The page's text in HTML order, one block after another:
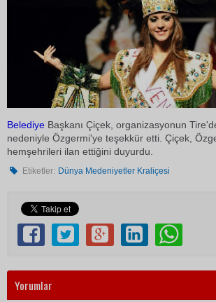
Belediye Başkanı Çiçek, organizasyonun
nedeniyle Özgermi'ye teşekkür etti. Çiçek,
hemşehrileri ilan ettiğini duyurdu.
Etiketler: Dünya Medeniyetler Kraliçesi
Yorumlar